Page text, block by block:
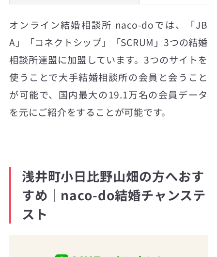
オンライン結婚相談所 naco-doでは、「JB
A」「コネクトシップ」「SCRUM」3つの結婚
相談所連盟に加盟しています。3つのサイトを
使うことで大手結婚相談所の会員と会うこと
が可能で、国内最大の19.1万名の会員データ
を元にご紹介をすることが可能です。
浅井町小日比野山畑の方へおす
すめ｜naco-do結婚チャンステ
スト